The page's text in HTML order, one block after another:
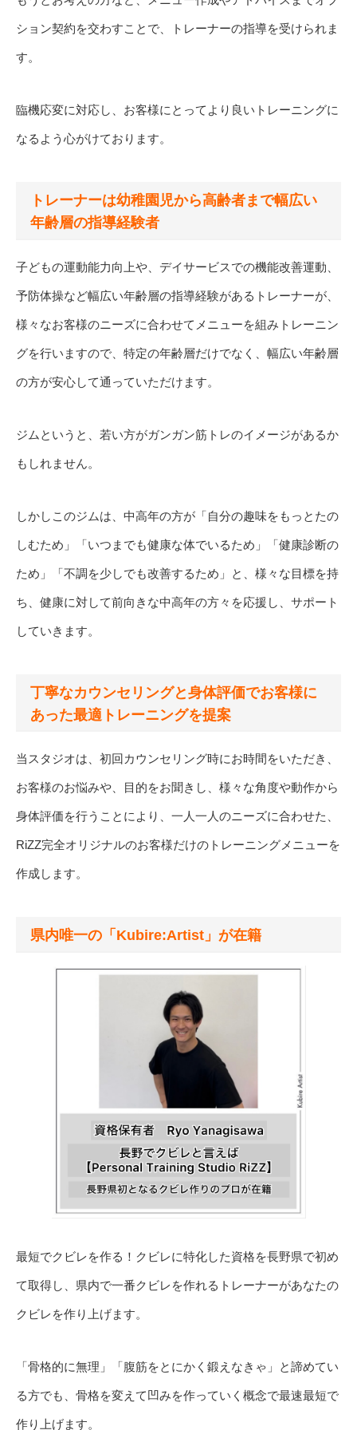
ション契約を交わすことで、トレーナーの指導を受けられま
す。
臨機応変に対応し、お客様にとってより良いトレーニングに
なるよう心がけております。
トレーナーは幼稚園児から高齢者まで幅広い
年齢層の指導経験者
子どもの運動能力向上や、デイサービスでの機能改善運動、
予防体操など幅広い年齢層の指導経験があるトレーナーが、
様々なお客様のニーズに合わせてメニューを組みトレーニン
グを行いますので、特定の年齢層だけでなく、幅広い年齢層
の方が安心して通っていただけます。
ジムというと、若い方がガンガン筋トレのイメージがあるか
もしれません。
しかしこのジムは、中高年の方が「自分の趣味をもっとたの
しむため」「いつまでも健康な体でいるため」「健康診断の
ため」「不調を少しでも改善するため」と、様々な目標を持
ち、健康に対して前向きな中高年の方々を応援し、サポート
していきます。
丁寧なカウンセリングと身体評価でお客様に
あった最適トレーニングを提案
当スタジオは、初回カウンセリング時にお時間をいただき、
お客様のお悩みや、目的をお聞きし、様々な角度や動作から
身体評価を行うことにより、一人一人のニーズに合わせた、
RiZZ完全オリジナルのお客様だけのトレーニングメニューを
作成します。
県内唯一の「Kubire:Artist」が在籍
最短でクビレを作る！クビレに特化した資格を長野県で初め
て取得し、県内で一番クビレを作れるトレーナーがあなたの
クビレを作り上げます。
「骨格的に無理」「腹筋をとにかく鍛えなきゃ」と諦めてい
る方でも、骨格を変えて凹みを作っていく概念で最速最短で
作り上げます。